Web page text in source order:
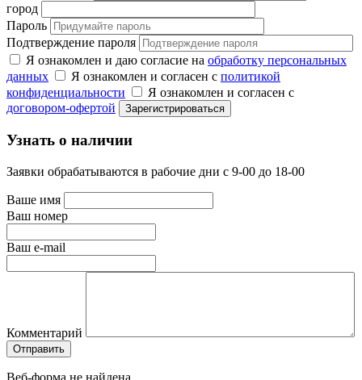
город
Пароль
Подтверждение пароля
Я ознакомлен и даю согласие на обработку персональных
данных
Я ознакомлен и согласен с политикой
конфиденциальности
Я ознакомлен и согласен с
договором-офертой
Узнать о наличии
Заявки обрабатываются в рабочие дни с 9-00 до 18-00
Ваше имя
Ваш номер
Ваш e-mail
Комментарий
Веб-форма не найдена.